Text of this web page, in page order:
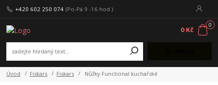
+420 602 250 074 (Po-Pá 9 -16 hod.)
0
0 Kč
Úvod Fiskars Fiskars Nůžky Functional kuchařské